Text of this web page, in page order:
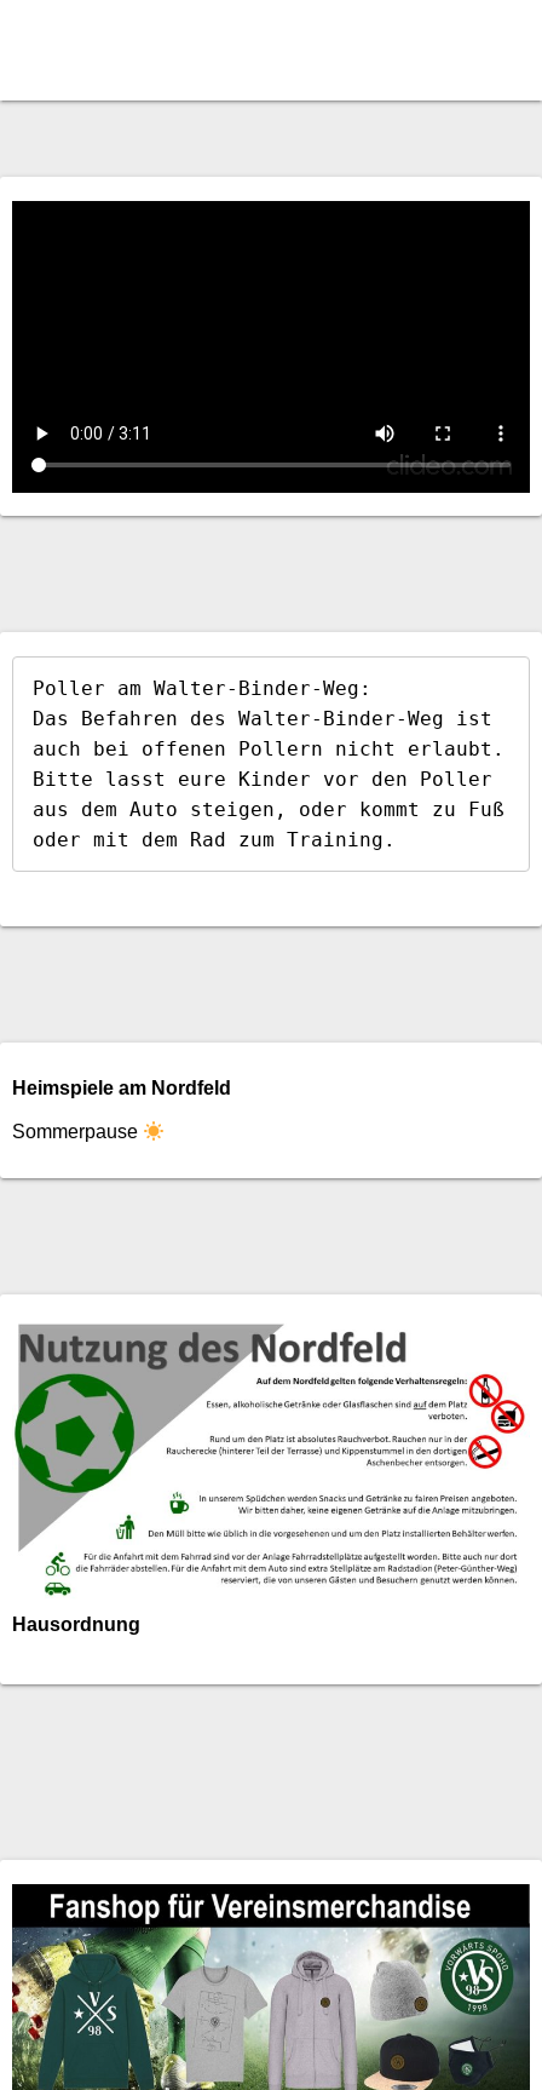
Poller am Walter-Binder-Weg:
Das Befahren des Walter-Binder-Weg ist
auch bei offenen Pollern nicht erlaubt.
Bitte lasst eure Kinder vor den Poller
aus dem Auto steigen, oder kommt zu Fuß
oder mit dem Rad zum Training.
Heimspiele am Nordfeld
Sommerpause
Hausordnung